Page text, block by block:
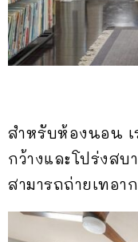
สำหรับห้องนอน เ
กว้างและโปร่งส
สามารถถ่ายเทอา